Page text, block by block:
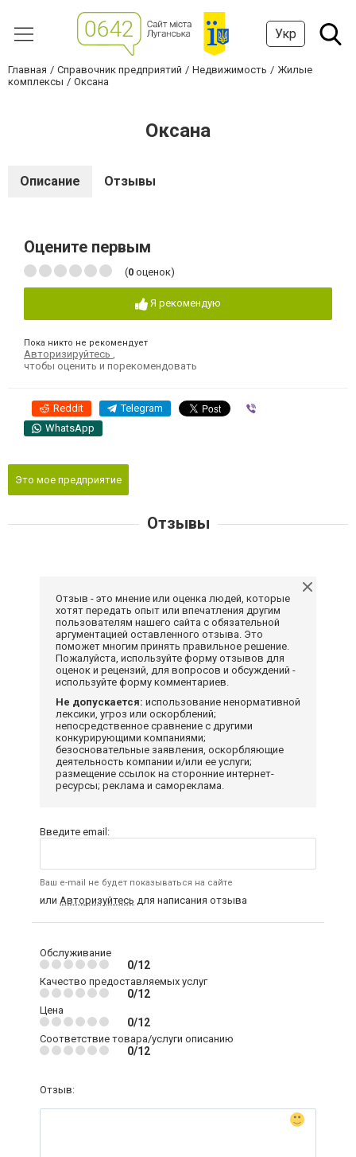
Укр
Главная Справочник предприятий Недвижимость
Жилые
комплексы
Оксана
Оксана
Описание Отзывы
Оцените первым
(0 оценок)
Я рекомендую
Пока никто не рекомендует
Авторизируйтесь
чтобы оценить и порекомендовать
Reddit Telegram
WhatsApp
Это мое предприятие
Отзывы
Отзыв - это мнение или оценка людей, которые
хотят передать опыт или впечатления другим
пользователям нашего сайта с обязательной
аргументацией оставленного отзыва. Это
поможет многим принять правильное решение.
Пожалуйста, используйте форму отзывов для
оценок и рецензий, для вопросов и обсуждений -
используйте форму комментариев.
Не допускается: использование ненормативной
лексики, угроз или оскорблений;
непосредственное сравнение с другими
конкурирующими компаниями;
безосновательные заявления, оскорбляющие
деятельность компании и/или ее услуги;
размещение ссылок на сторонние интернет-
ресурсы; реклама и самореклама.
Введите email:
Ваш e-mail не будет показываться на сайте
или Авторизуйтесь для написания отзыва
Обслуживание
0/12
Качество предоставляемых услуг
0/12
Цена
0/12
Соответствие товара/услуги описанию
0/12
Отзыв: